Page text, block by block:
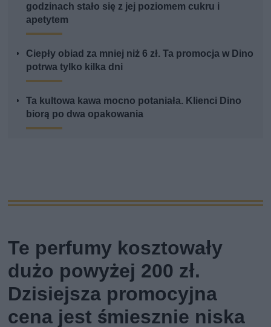
godzinach stało się z jej poziomem cukru i
apetytem
Ciepły obiad za mniej niż 6 zł. Ta promocja w Dino
potrwa tylko kilka dni
Ta kultowa kawa mocno potaniała. Klienci Dino
biorą po dwa opakowania
Te perfumy kosztowały
dużo powyżej 200 zł.
Dzisiejsza promocyjna
cena jest śmiesznie niska